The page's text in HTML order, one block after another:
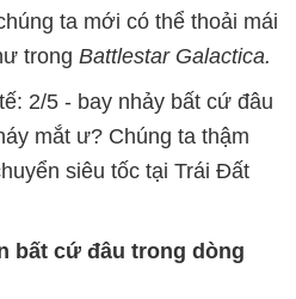
ta mới có thể thoải mái
trong Battlestar Galactica.
2/5 - bay nhảy bất cứ đâu
mắt ư? Chúng ta thậm
siêu tốc tại Trái Đất
bất cứ đâu trong dòng